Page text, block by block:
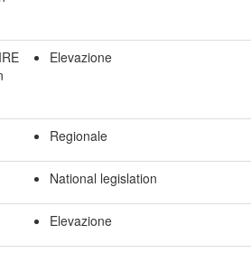
Elevazione
Regionale
National legislation
Elevazione